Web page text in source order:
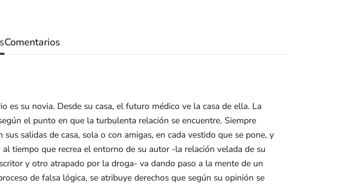
Comentarios
es su novia. Desde su casa, el futuro médico ve la casa de ella. La
el punto en que la turbulenta relación se encuentre. Siempre
salidas de casa, sola o con amigas, en cada vestido que se pone, y
tiempo que recrea el entorno de su autor -la relación velada de su
y otro atrapado por la droga- va dando paso a la mente de un
de falsa lógica, se atribuye derechos que según su opinión se